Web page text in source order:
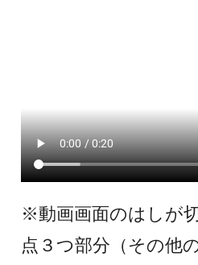
※動画画面のはしが
点３つ部分（その他